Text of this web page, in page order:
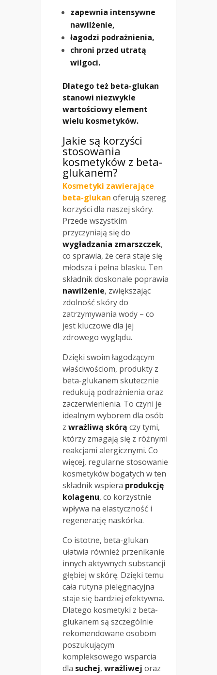
zapewnia intensywne
nawilżenie,
łagodzi podrażnienia,
chroni przed utratą
wilgoci.
Dlatego też beta-glukan
stanowi niezwykle
wartościowy element
wielu kosmetyków.
Jakie są korzyści
stosowania
kosmetyków z beta-
glukanem?
Kosmetyki zawierające
beta-glukan oferują szereg
korzyści dla naszej skóry.
Przede wszystkim
przyczyniają się do
wygładzania zmarszczek,
co sprawia, że cera staje się
młodsza i pełna blasku. Ten
składnik doskonale poprawia
nawilżenie, zwiększając
zdolność skóry do
zatrzymywania wody – co
jest kluczowe dla jej
zdrowego wyglądu.
Dzięki swoim łagodzącym
właściwościom, produkty z
beta-glukanem skutecznie
redukują podrażnienia oraz
zaczerwienienia. To czyni je
idealnym wyborem dla osób
z wrażliwą skórą czy tymi,
którzy zmagają się z różnymi
reakcjami alergicznymi. Co
więcej, regularne stosowanie
kosmetyków bogatych w ten
składnik wspiera produkcję
kolagenu, co korzystnie
wpływa na elastyczność i
regenerację naskórka.
Co istotne, beta-glukan
ułatwia również przenikanie
innych aktywnych substancji
głębiej w skórę. Dzięki temu
cała rutyna pielęgnacyjna
staje się bardziej efektywna.
Dlatego kosmetyki z beta-
glukanem są szczególnie
rekomendowane osobom
poszukującym
kompleksowego wsparcia
dla suchej, wrażliwej oraz